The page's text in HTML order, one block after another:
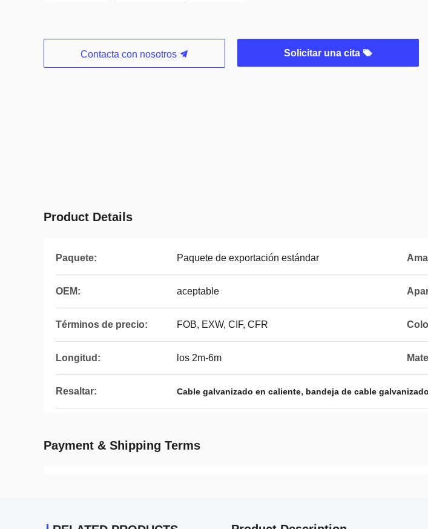
Contacta con nosotros Solicitar una cita
Product Details
Paquete: Paquete de exportación estándar
OEM: aceptable
Términos de precio: FOB, EXW, CIF, CFR
Longitud: los 2m-6m
Resaltar: Cable galvanizado en caliente, bandeja de cable
Payment & Shipping Terms